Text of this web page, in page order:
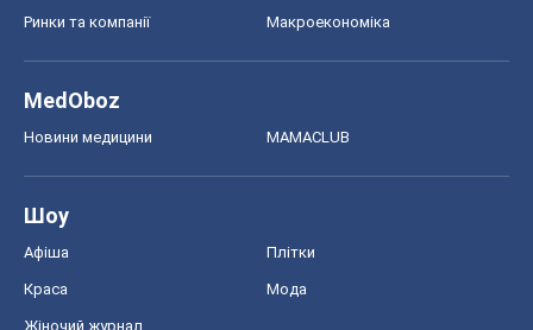
Ринки та компанії Макроекономіка
MedOboz
Новини медицини MAMACLUB
Шоу
Афіша Плітки
Краса Мода
Жіночий журнал